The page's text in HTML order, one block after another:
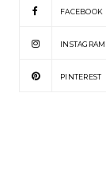
FACEBOOK
INSTAGRAM
PINTEREST